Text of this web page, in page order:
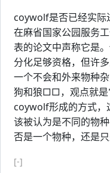
coywolf是否已经实际
在麻省国家公园服务
表的论文中声称它是
分化足够资格，但许
一个不会和外来物种
狗和狼□□，观点就是
coywolf形成的方式，
该被认为是不同的物
否是一个物种，还是
[-]